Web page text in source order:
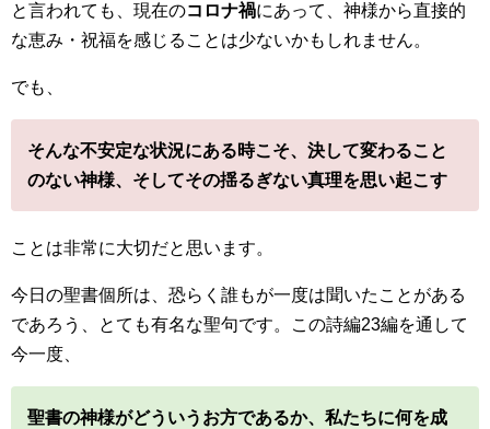
と言われても、現在のコロナ禍にあって、神様から直接的
な恵み・祝福を感じることは少ないかもしれません。
でも、
そんな不安定な状況にある時こそ、決して変わること
のない神様、そしてその揺るぎない真理を思い起こす
ことは非常に大切だと思います。
今日の聖書個所は、恐らく誰もが一度は聞いたことがある
であろう、とても有名な聖句です。この詩編23編を通して
今一度、
聖書の神様がどういうお方であるか、私たちに何を成